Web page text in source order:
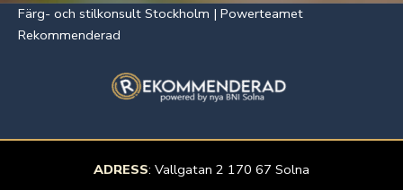
Färg- och stilkonsult Stockholm | Powerteamet
Rekommenderad
ADRESS: Vallgatan 2 170 67 Solna